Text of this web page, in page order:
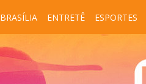
BRASÍLIA ENTRETÊ ESPORTES